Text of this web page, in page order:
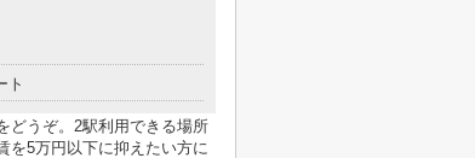
ト
どうぞ。2駅利用できる場所
を5万円以下に抑えたい方に